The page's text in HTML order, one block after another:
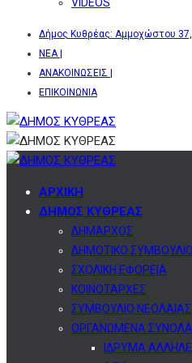
Δήμος Κυθρέας: Αμμοχώστου
ΝΕΑ |
ΑΝΑΚΟΙΝΩΣΕΙΣ |
ΕΠΙΚΟΙΝΩΝΙΑ
ΑΡΧΙΚΗ
ΔΗΜΟΣ ΚΥΘΡΕΑΣ
ΔΗΜΑΡΧΟΣ
ΔΗΜΟΤΙΚΟ ΣΥΜΒΟΥΛΙΟ
ΣΧΟΛΙΚΗ ΕΦΟΡΕΙΑ
ΚΟΙΝΟΤΑΡΧΕΣ
ΣΥΜΒΟΥΛΙΟ ΝΕΟΛΑΙΑΣ
ΟΡΓΑΝΩΜΕΝΑ ΣΥΝΟΛΑ
ΙΔΡΥΜΑ